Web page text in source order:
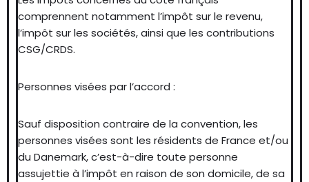
comprennent notamment l’impôt sur le revenu,
l’impôt sur les sociétés, ainsi que les contributions
CSG/CRDS.
Personnes visées par l’accord :
Sauf disposition contraire de la convention, les
personnes visées sont les résidents de France et/ou
du Danemark, c’est-à-dire toute personne
assujettie à l’impôt en raison de son domicile, de sa